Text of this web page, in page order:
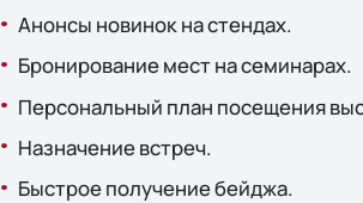
Анонсы новинок на стендах.
Бронирование мест на семинарах.
Персональный план посещения
Назначение встреч.
Быстрое получение бейджа.